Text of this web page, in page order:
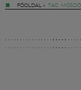
FŐOLDAL » TAG: